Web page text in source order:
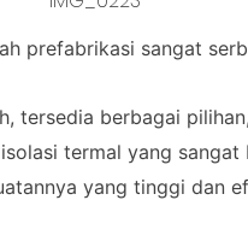
prefabrikasi sangat
tersedia berbagai
termal yang
yang tinggi dan